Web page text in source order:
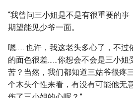
“我曾问三小姐是不是有很重要的事
期望能见少爷一面。
嗯……也许，我这老头多心了，不过
的面色很差……你想会不会是三小姐
苦？当然，我们都知道三姑爷很疼
个木头个性来看，有没有可能他无